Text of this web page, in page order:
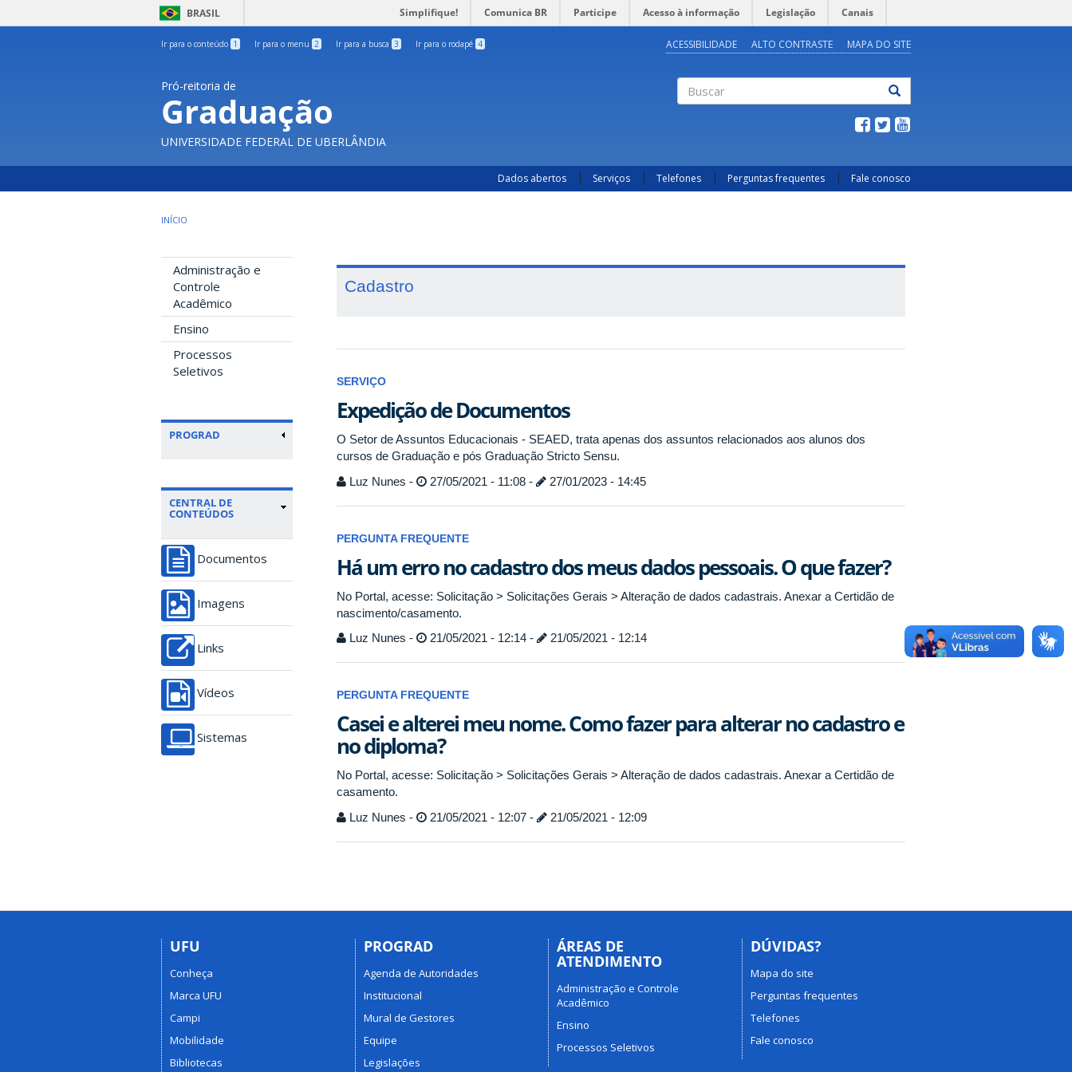
BRASIL Simplifique! Comunica BR Participe Acesso à informação Legislação Canais
Ir para o conteúdo 1 Ir para o menu 2 Ir para a busca 3 Ir para o rodapé 4 ACESSIBILIDADE ALTO CONTRASTE MAPA DO SITE
Pró-reitoria de
Graduação
UNIVERSIDADE FEDERAL DE UBERLÂNDIA
Dados abertos Serviços Telefones Perguntas frequentes Fale conosco
INÍCIO
Administração e
Controle
Acadêmico
Ensino
Processos
Seletivos
PROGRAD
CENTRAL DE
CONTEÚDOS
Documentos
Imagens
Links
Vídeos
Sistemas
Cadastro
SERVIÇO
Expedição de Documentos
O Setor de Assuntos Educacionais - SEAED, trata apenas dos assuntos relacionados aos alunos dos
cursos de Graduação e pós Graduação Stricto Sensu.
Luz Nunes -
27/05/2021 - 11:08 - 27/01/2023 - 14:45
PERGUNTA FREQUENTE
Há um erro no cadastro dos meus dados pessoais. O que fazer?
No Portal, acesse: Solicitação > Solicitações Gerais > Alteração de dados cadastrais. Anexar a Certidão de
nascimento/casamento.
Luz Nunes -
21/05/2021 - 12:14 - 21/05/2021 - 12:14
PERGUNTA FREQUENTE
Casei e alterei meu nome. Como fazer para alterar no cadastro e
no diploma?
No Portal, acesse: Solicitação > Solicitações Gerais > Alteração de dados cadastrais. Anexar a Certidão de
casamento.
Luz Nunes -
21/05/2021 - 12:07 - 21/05/2021 - 12:09
UFU
Conheça
Marca UFU
Campi
Mobilidade
Bibliotecas
PROGRAD
Agenda de Autoridades
Institucional
Mural de Gestores
Equipe
Legislações
ÁREAS DE
ATENDIMENTO
Administração e Controle
Acadêmico
Ensino
Processos Seletivos
DÚVIDAS?
Mapa do site
Perguntas frequentes
Telefones
Fale conosco